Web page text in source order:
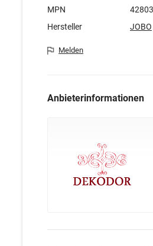
MPN
42803
Hersteller
JOBO
Melden
Anbieterinformationen